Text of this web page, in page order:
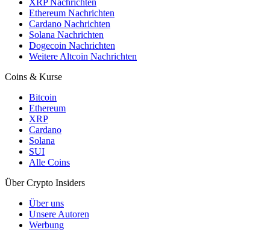
XRP Nachrichten
Ethereum Nachrichten
Cardano Nachrichten
Solana Nachrichten
Dogecoin Nachrichten
Weitere Altcoin Nachrichten
Coins & Kurse
Bitcoin
Ethereum
XRP
Cardano
Solana
SUI
Alle Coins
Über Crypto Insiders
Über uns
Unsere Autoren
Werbung